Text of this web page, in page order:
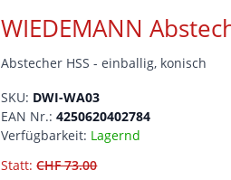
WIEDEMANN
Abstecher HSS - einballig, konisch
SKU: DWI-WA03
EAN Nr.: 4250620402784
Verfügbarkeit: Lagernd
Statt: CHF 73.00